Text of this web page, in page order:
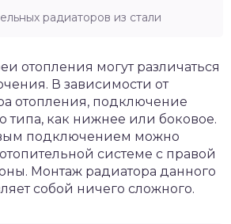
радиаторов из стали
отопления могут различаться
В зависимости от
отопления, подключение
типа, как нижнее или боковое.
подключением можно
системе с правой
Монтаж радиатора данного
собой ничего сложного.